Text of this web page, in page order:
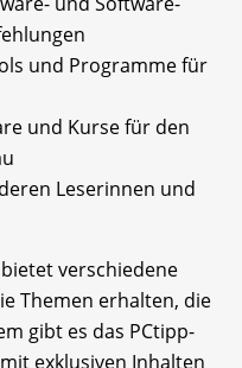
und Programme für
und Kurse für den
Leserinnen und
verschiedene
Themen erhalten, die
gibt es das PCtipp-
exklusiven Inhalten